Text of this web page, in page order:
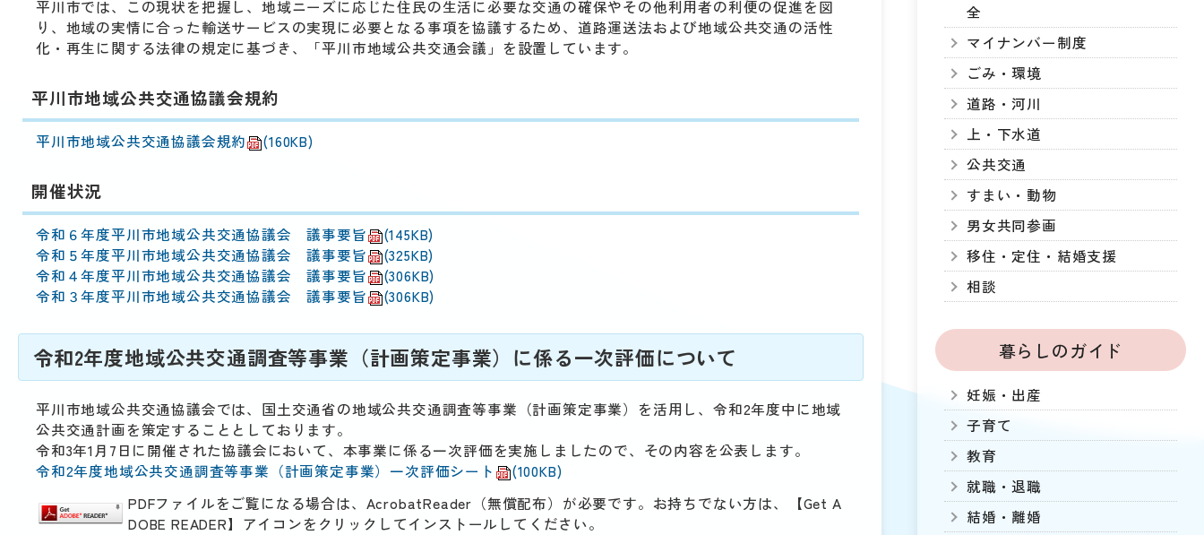
平川市では、この現状を把握し、地域ニーズに応じた住民の生活に必要な交通の確保やその他利用者の利便の促進を図
り、地域の実情に合った輸送サービスの実現に必要となる事項を協議するため、道路運送法および地域公共交通の活性
化・再生に関する法律の規定に基づき、「平川市地域公共交通会議」を設置しています。
平川市地域公共交通協議会規約
平川市地域公共交通協議会規約 (160KB)
開催状況
令和６年度平川市地域公共交通協議会 議事要旨
(145KB)
令和５年度平川市地域公共交通協議会 議事要旨
(325KB)
令和４年度平川市地域公共交通協議会 議事要旨
(306KB)
令和３年度平川市地域公共交通協議会 議事要旨
(306KB)
令和2年度地域公共交通調査等事業（計画策定事業）に係る一次評価について
平川市地域公共交通協議会では、国土交通省の地域公共交通調査等事業（計画策定事業）を活用し、令和2年度中に地域
公共交通計画を策定することとしております。
令和3年1月7日に開催された協議会において、本事業に係る一次評価を実施しましたので、その内容を公表します。
令和2年度地域公共交通調査等事業（計画策定事業）一次評価シート
(100KB)
PDFファイルをご覧になる場合は、AcrobatReader（無償配布）が必要です。お持ちでない方は、【Get A
DOBE READER】アイコンをクリックしてインストールしてください。
全
マイナンバー制度
ごみ・環境
道路・河川
上・下水道
公共交通
すまい・動物
男女共同参画
移住・定住・結婚支援
相談
暮らしのガイド
妊娠・出産
子育て
教育
就職・退職
結婚・離婚